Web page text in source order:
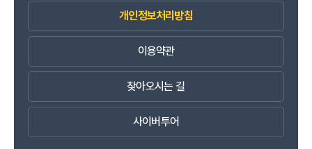
개인정보처리방침
이용약관
찾아오시는 길
사이버투어